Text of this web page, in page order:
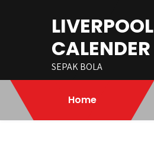
LIVERPOOL
CALENDER
SEPAK BOLA
Home